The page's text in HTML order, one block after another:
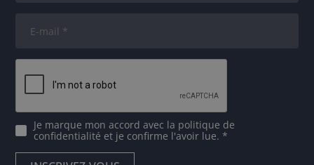
Je marque mon accord avec la politique de
confidentialité et je confirme l'avoir lue. *